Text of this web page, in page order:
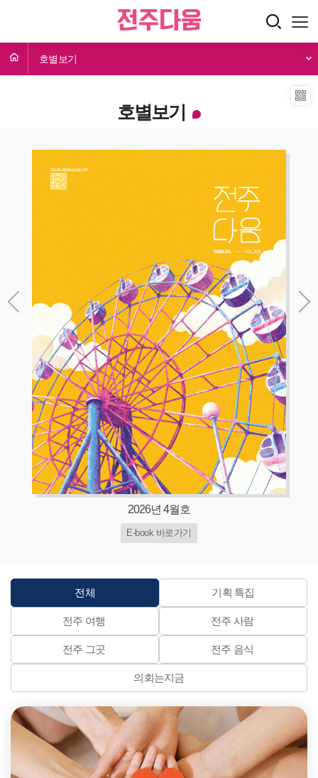
호별보기
호별보기
2026년 4월호
E-book 바로가기
전체 기획 특집
전주 여행 전주 사람
전주 그곳 전주 음식
의회는지금